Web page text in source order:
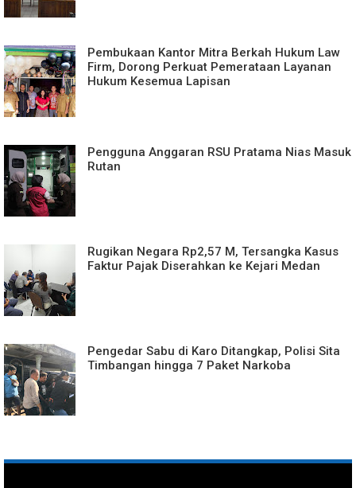
Pembukaan Kantor Mitra Berkah Hukum Law
Firm, Dorong Perkuat Pemerataan Layanan
Hukum Kesemua Lapisan
Pengguna Anggaran RSU Pratama Nias Masuk
Rutan
Rugikan Negara Rp2,57 M, Tersangka Kasus
Faktur Pajak Diserahkan ke Kejari Medan
Pengedar Sabu di Karo Ditangkap, Polisi Sita
Timbangan hingga 7 Paket Narkoba